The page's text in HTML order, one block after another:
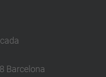
Barcelona